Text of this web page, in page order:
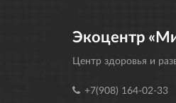
Экоцентр
Центр здоровья и
+7(908) 164-02-33